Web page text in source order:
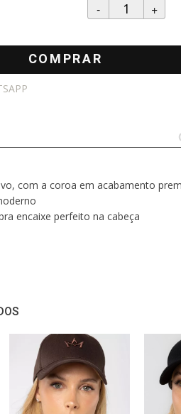
- +
COMPRAR
com a coroa em acabamento
encaixe perfeito na cabeça